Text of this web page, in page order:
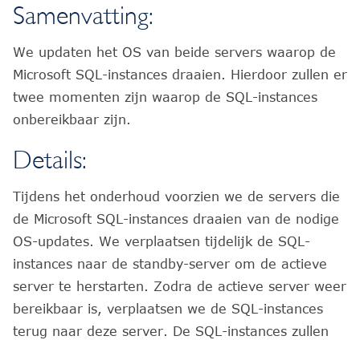
Samenvatting:
We updaten het OS van beide servers waarop de
Microsoft SQL-instances draaien. Hierdoor zullen er
twee momenten zijn waarop de SQL-instances
onbereikbaar zijn.
Details:
Tijdens het onderhoud voorzien we de servers die
de Microsoft SQL-instances draaien van de nodige
OS-updates. We verplaatsen tijdelijk de SQL-
instances naar de standby-server om de actieve
server te herstarten. Zodra de actieve server weer
bereikbaar is, verplaatsen we de SQL-instances
terug naar deze server. De SQL-instances zullen